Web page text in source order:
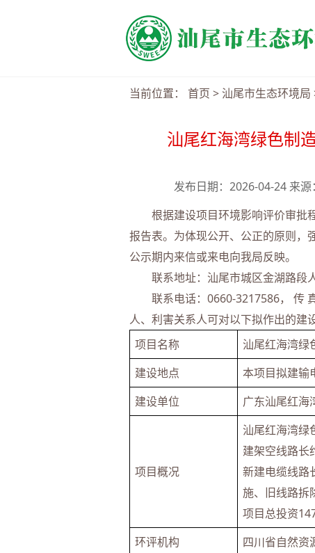
当前位置： 首页 > 汕尾市生态环境局
汕尾红海湾绿色制
发布日期：2026-04-24 来源
根据建设项目环境影响评价审批程
报告表。为体现公开、公正的原则，
公示期内来信或来电向我局反映。
联系地址：汕尾市城区金湖路段
联系电话：0660-3217586， 传 真
人、利害关系人可对以下拟作出的建
项目名称
汕尾红海湾绿
建设地点
本项目拟建输
建设单位
广东汕尾红海
项目概况
汕尾红海湾绿
建架空线路长
新建电缆线路
施、旧线路拆
项目总投资
环评机构
四川省自然资